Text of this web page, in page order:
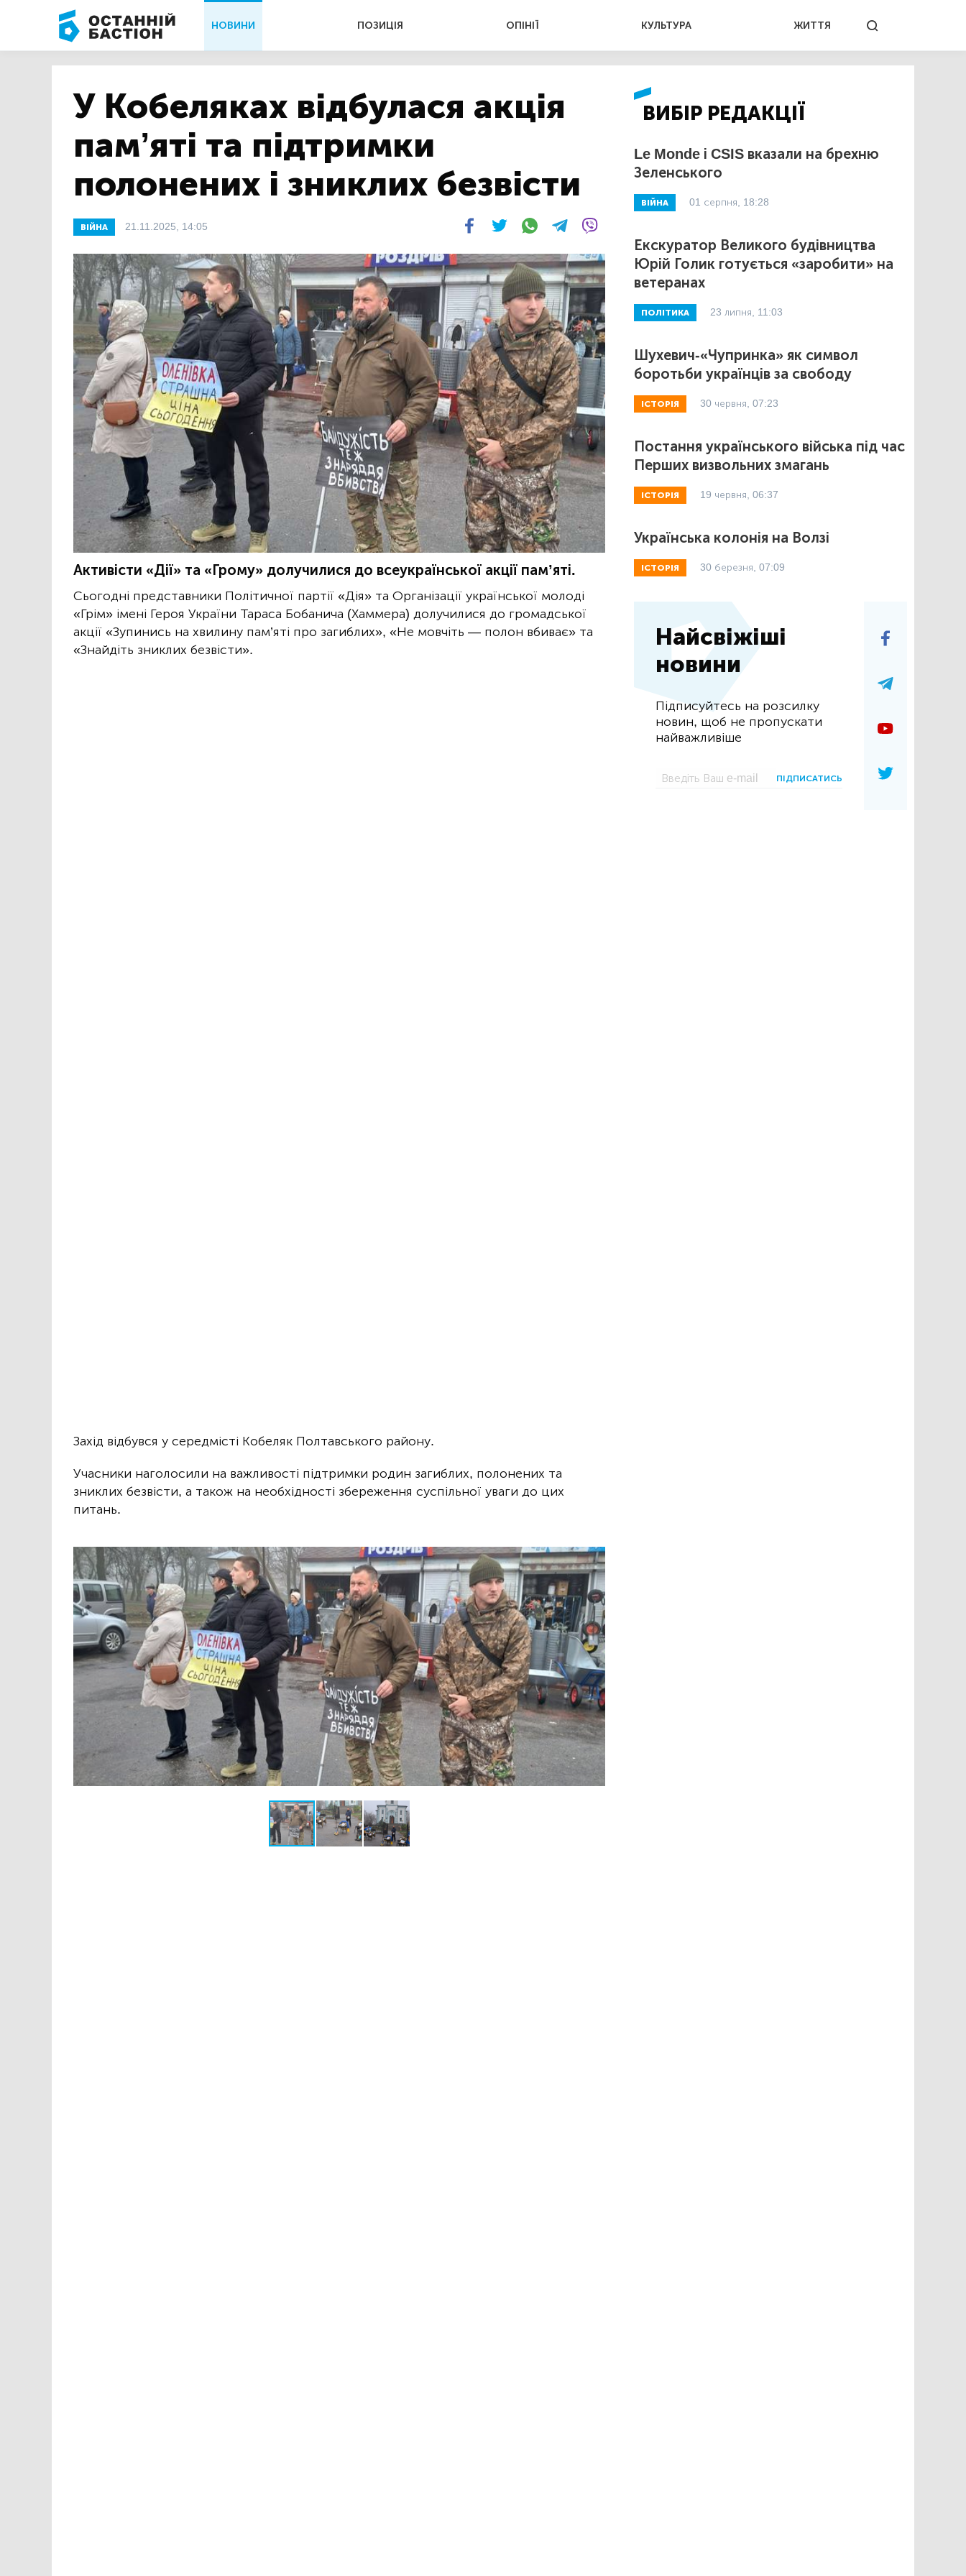
НОВИНИ ПОЗИЦІЯ ОПІНІЇ КУЛЬТУРА ЖИТТЯ
У Кобеляках відбулася акція
пам’яті та підтримки
полонених і зниклих безвісти
ВІЙНА 21.11.2025, 14:05
Активісти «Дії» та «Грому» долучилися до всеукраїнської акції пам’яті.
Сьогодні представники Політичної партії «Дія» та Організації української молоді
«Грім» імені Героя України Тараса Бобанича (Хаммера) долучилися до громадської
акції «Зупинись на хвилину пам’яті про загиблих», «Не мовчіть — полон вбиває» та
«Знайдіть зниклих безвісти».
Захід відбувся у середмісті Кобеляк Полтавського району.
Учасники наголосили на важливості підтримки родин загиблих, полонених та
зниклих безвісти, а також на необхідності збереження суспільної уваги до цих
питань.
ВИБІР РЕДАКЦІЇ
Le Monde і CSIS вказали на брехню
Зеленського
ВІЙНА 01 серпня, 18:28
Екскуратор Великого будівництва
Юрій Голик готується «заробити» на
ветеранах
ПОЛІТИКА 23 липня, 11:03
Шухевич-«Чупринка» як символ
боротьби українців за свободу
ІСТОРІЯ 30 червня, 07:23
Постання українського війська під час
Перших визвольних змагань
ІСТОРІЯ 19 червня, 06:37
Українська колонія на Волзі
ІСТОРІЯ 30 березня, 07:09
Найсвіжіші
новини
Підписуйтесь на розсилку
новин, щоб не пропускати
найважливіше
ПІДПИСАТИСЬ